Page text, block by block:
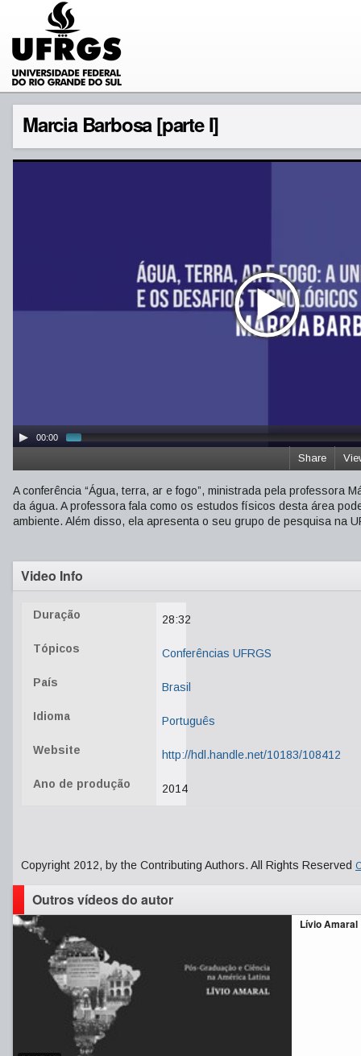
Marcia Barbosa [parte I]
00:00
Share
A conferência “Água, terra, ar e fogo”, ministrada pela professora
da água. A professora fala como os estudos físicos desta área
ambiente. Além disso, ela apresenta o seu grupo de pesquisa na
Video Info
Duração 28:32
Tópicos Conferências UFRGS
País Brasil
Idioma Português
Website http://hdl.handle.net/10183/108412
Ano de produção 2014
Copyright 2012, by the Contributing Authors. All Rights Reserved
Outros vídeos do autor
Lívio Amaral